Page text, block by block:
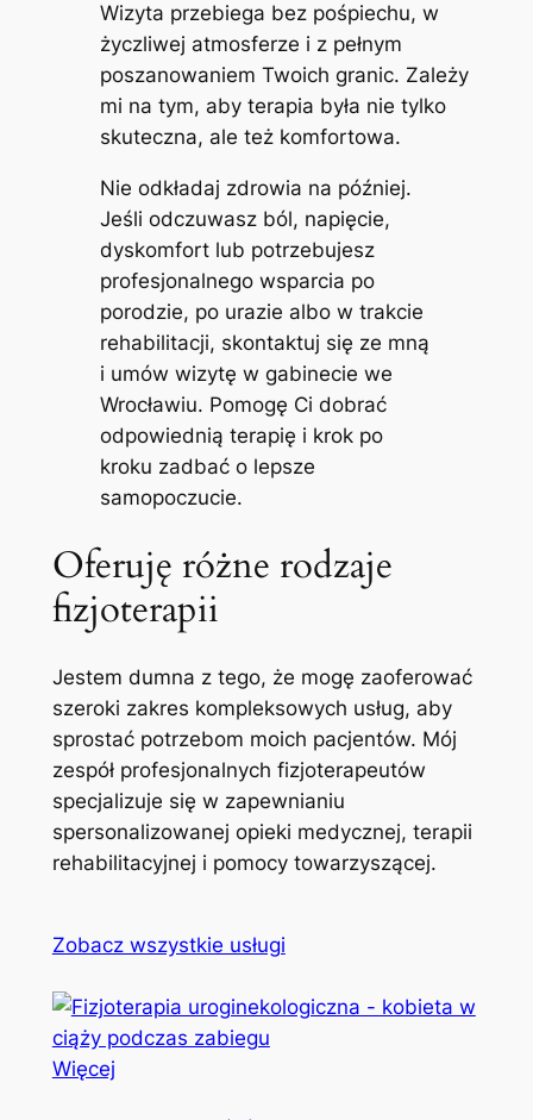
Wizyta przebiega bez pośpiechu, w
życzliwej atmosferze i z pełnym
poszanowaniem Twoich granic. Zależy
mi na tym, aby terapia była nie tylko
skuteczna, ale też komfortowa.
Nie odkładaj zdrowia na później.
Jeśli odczuwasz ból, napięcie,
dyskomfort lub potrzebujesz
profesjonalnego wsparcia po
porodzie, po urazie albo w trakcie
rehabilitacji, skontaktuj się ze mną
i umów wizytę w gabinecie we
Wrocławiu. Pomogę Ci dobrać
odpowiednią terapię i krok po
kroku zadbać o lepsze
samopoczucie.
Oferuję różne rodzaje
fizjoterapii
Jestem dumna z tego, że mogę zaoferować
szeroki zakres kompleksowych usług, aby
sprostać potrzebom moich pacjentów. Mój
zespół profesjonalnych fizjoterapeutów
specjalizuje się w zapewnianiu
spersonalizowanej opieki medycznej, terapii
rehabilitacyjnej i pomocy towarzyszącej.
Zobacz wszystkie usługi
Więcej